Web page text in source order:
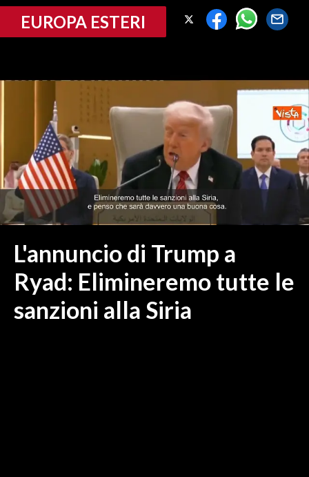
CRONACA SARDEGNA
MEDIO CAMPIDANO
ORISTANO E PROVINCIA
SASSARI E PROVINCIA
GALLURA
NUORO E PROVINCIA
OGLIASTRA
ITALIA
MONDO
EUROPA ESTERI
L'annuncio di Trump a
Ryad: Elimineremo tutte le
sanzioni alla Siria